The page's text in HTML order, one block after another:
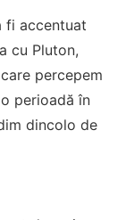
fi accentuat
cu Pluton,
percepem
perioadă în
dincolo de